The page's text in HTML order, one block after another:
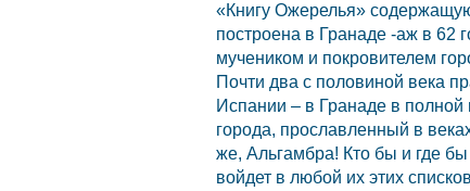
«Книгу Ожерелья»
построена в Гранаде -аж в 62
мучеником и покровителем
Почти два с половиной века
Испании – в Гранаде в полной
города, прославленный в
же, Альгамбра! Кто бы и где
войдет в любой их этих